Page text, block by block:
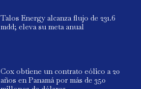
Talos Energy alcanza flujo de 231.6
mdd; eleva su meta anual
Cox obtiene un contrato eólico a 20
años en Panamá por más de 350